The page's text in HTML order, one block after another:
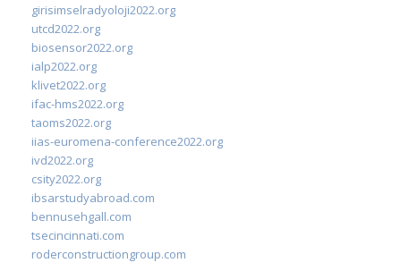
girisimselradyoloji2022.org
utcd2022.org
biosensor2022.org
ialp2022.org
klivet2022.org
ifac-hms2022.org
taoms2022.org
iias-euromena-conference2022.org
ivd2022.org
csity2022.org
ibsarstudyabroad.com
bennusehgall.com
tsecincinnati.com
roderconstructiongroup.com